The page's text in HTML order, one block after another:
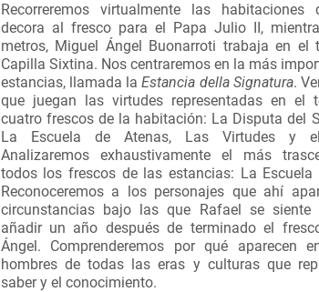
Recorreremos virtualmente las habitaciones
decora al fresco para el Papa Julio II,
metros, Miguel Ángel Buonarroti trabaja en el
Capilla Sixtina. Nos centraremos en la más
estancias, llamada laEstancia della Signatura.
que juegan las virtudes representadas en el
cuatro frescos de la habitación: La Disputa del
La Escuela de Atenas, Las Virtudes y
Analizaremos exhaustivamente el más
todos los frescos de las estancias: La Escuela
Reconoceremos a los personajes que ahí
circunstancias bajo las que Rafael se siente
añadir un año después de terminado el
Ángel. Comprenderemos por qué aparecen
hombres de todas las eras y culturas que
saber y el conocimiento.